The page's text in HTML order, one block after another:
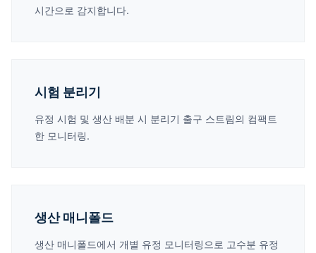
시간으로 감지합니다.
시험 분리기
유정 시험 및 생산 배분 시 분리기 출구 스트림의 컴팩트
한 모니터링.
생산 매니폴드
생산 매니폴드에서 개별 유정 모니터링으로 고수분 유정